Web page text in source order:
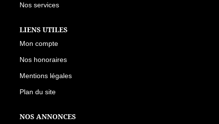
Nos services
LIENS UTILES
Mon compte
Nos honoraires
Mentions légales
Plan du site
NOS ANNONCES